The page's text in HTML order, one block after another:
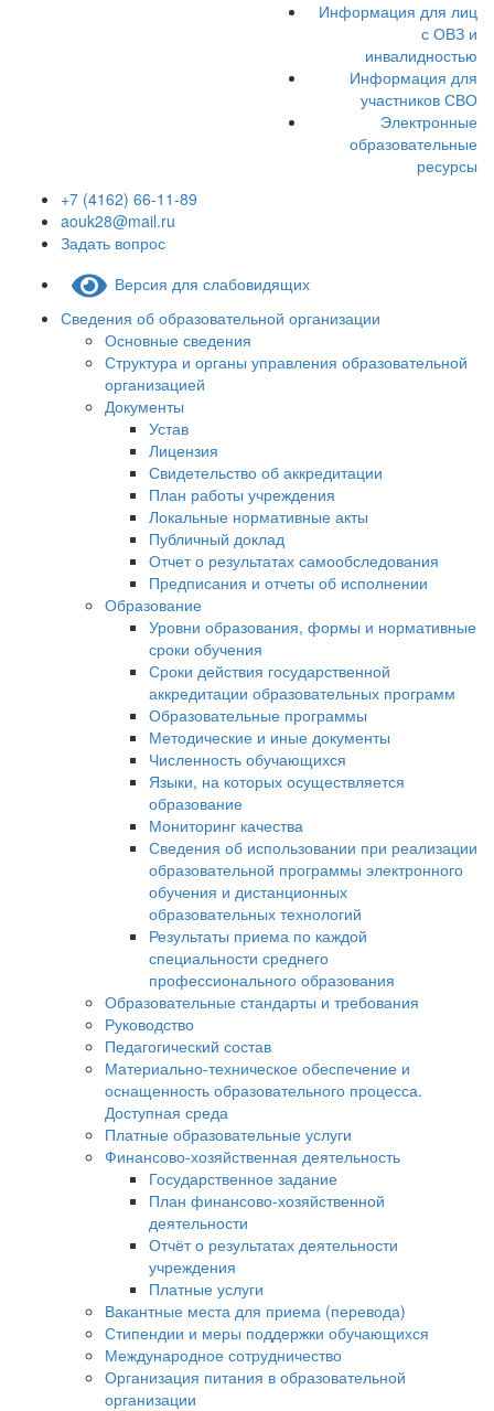
Информация для лиц
с ОВЗ и
инвалидностью
Информация для
участников СВО
Электронные
образовательные
ресурсы
+7 (4162) 66-11-89
aouk28@mail.ru
Задать вопрос
Версия для слабовидящих
Сведения об образовательной организации
Основные сведения
Структура и органы управления образовательной
организацией
Документы
Устав
Лицензия
Свидетельство об аккредитации
План работы учреждения
Локальные нормативные акты
Публичный доклад
Отчет о результатах самообследования
Предписания и отчеты об исполнении
Образование
Уровни образования, формы и нормативные
сроки обучения
Сроки действия государственной
аккредитации образовательных программ
Образовательные программы
Методические и иные документы
Численность обучающихся
Языки, на которых осуществляется
образование
Мониторинг качества
Сведения об использовании при реализации
образовательной программы электронного
обучения и дистанционных
образовательных технологий
Результаты приема по каждой
специальности среднего
профессионального образования
Образовательные стандарты и требования
Руководство
Педагогический состав
Материально-техническое обеспечение и
оснащенность образовательного процесса.
Доступная среда
Платные образовательные услуги
Финансово-хозяйственная деятельность
Государственное задание
План финансово-хозяйственной
деятельности
Отчёт о результатах деятельности
учреждения
Платные услуги
Вакантные места для приема (перевода)
Стипендии и меры поддержки обучающихся
Международное сотрудничество
Организация питания в образовательной
организации